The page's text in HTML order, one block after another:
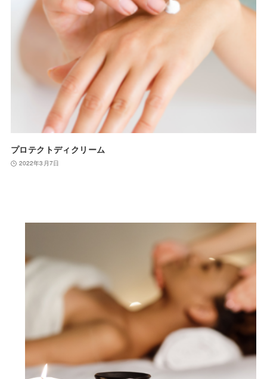
プロテクトディクリーム
2022年3月7日